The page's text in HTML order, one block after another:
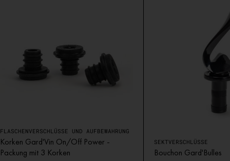
FLASCHENVERSCHLÜSSE UND AUFBEWAHRUNG
Korken Gard'Vin On/Off Power -
Packung mit 3 Korken
SEKTVERSCHLÜSSE
Bouchon Gard'Bulles